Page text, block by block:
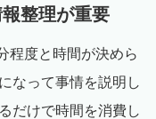
整理が重要
程度と時間が決めら
なって事情を説明し
だけで時間を消費し